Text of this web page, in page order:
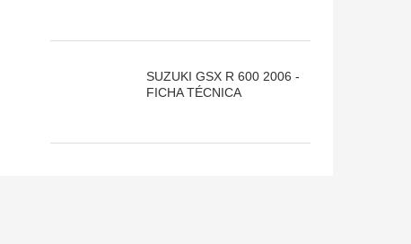
SUZUKI GSX R 600 2006 -
FICHA TÉCNICA